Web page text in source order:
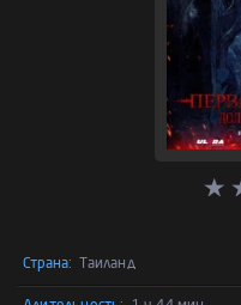
Страна: Таиланд